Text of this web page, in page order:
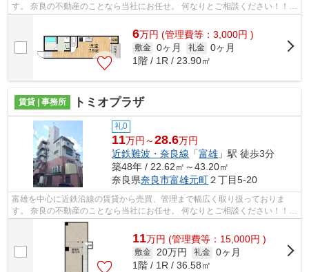
す。 奈良の不動産のことなら当社にお任せ。 何なりとご相談ください！！
その他沿線の物件も取り扱っております...
6万円 (管理費等：3,000円 )
敷金 0ヶ月 礼金 0ヶ月
1階 / 1R / 23.90㎡
賃貸 | 事務所 トミオプラザ
礼0
11万円～28.6万円
近鉄難波・奈良線 「富雄 」駅 徒歩3分
築48年 / 22.62㎡～43.20㎡
奈良県奈良市富雄元町２丁目5-20
富雄を中心に近鉄沿線の賃貸から売買、管理まで幅広く取り扱っておりま
す。 奈良の不動産のことなら当社にお任せ。 何なりとご相談ください！！
その他沿線の物件も取り扱っております...
11万円 (管理費等：15,000円 )
敷金 20万円 礼金 0ヶ月
1階 / 1R / 36.58㎡